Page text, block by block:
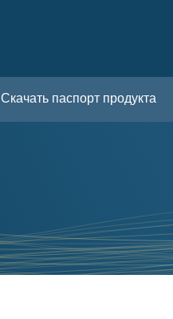
Скачать паспорт продукта